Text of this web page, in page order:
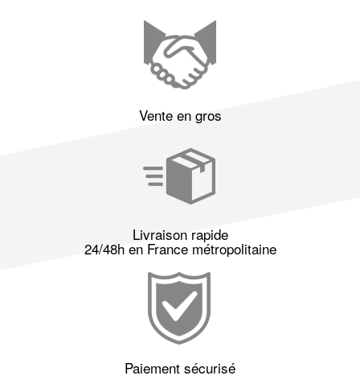
Vente en gros
Livraison rapide
24/48h en France métropolitaine
Paiement sécurisé